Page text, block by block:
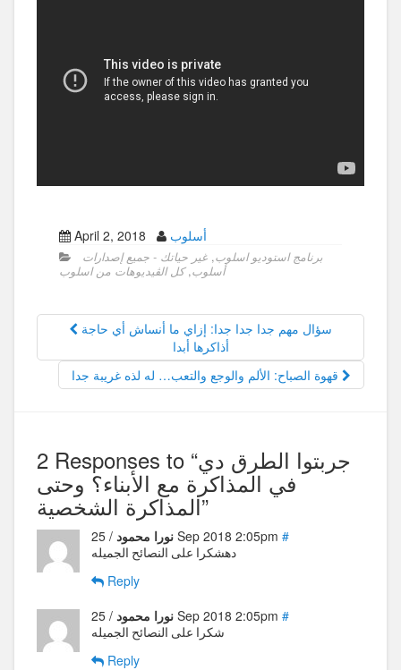
April 2, 2018 أسلوب
برنامج استوديو اسلوب, غير حياتك - جميع إصدارات
أسلوب,كل الڤيديوهات من اسلوب
أذاكرها أبدا
2 Responses to “جربتوا الطرق دي
في المذاكرة مع الأبناء؟ وحتى
المذاكرة الشخصية”
نورا محمود / 25 Sep 2018 2:05pm #
دهشكرا على النصائح الجميله
Reply
نورا محمود / 25 Sep 2018 2:05pm #
شكرا على النصائح الجميله
Reply